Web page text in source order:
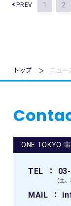
PREV 1 2
トップ ニュー
ONE TOKYO
TEL ：
(土
MAIL ：